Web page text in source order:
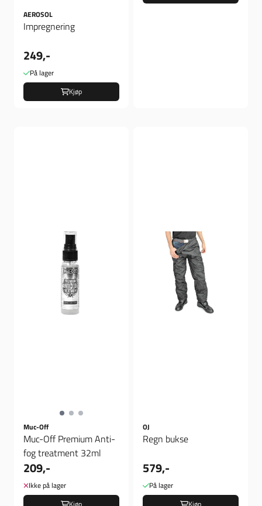
AEROSOL
Impregnering
249,-
På lager
Kjøp
Muc-Off
Muc-Off Premium Anti-
fog treatment 32ml
209,-
Ikke på lager
Kjøp
OJ
Regn bukse
579,-
På lager
Kjøp